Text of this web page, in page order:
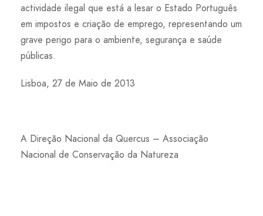
actividade ilegal que está a lesar o Estado Português
em impostos e criação de emprego, representando um
grave perigo para o ambiente, segurança e saúde
públicas.
Lisboa, 27 de Maio de 2013
A Direção Nacional da Quercus – Associação
Nacional de Conservação da Natureza